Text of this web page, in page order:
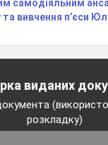
самодіяльним
вивчення п’єси
виданих
розкладку)